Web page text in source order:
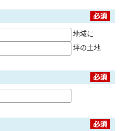
地域に
坪の土地